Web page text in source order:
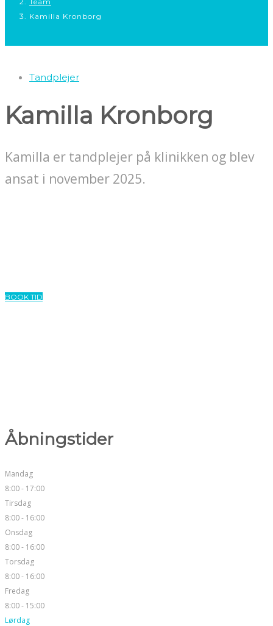
Kamilla Kronborg
Tandplejer
Kamilla Kronborg
Kamilla er tandplejer på klinikken og blev
ansat i november 2025.
BOOK TID
Åbningstider
Mandag
8:00 - 17:00
Tirsdag
8:00 - 16:00
Onsdag
8:00 - 16:00
Torsdag
8:00 - 16:00
Fredag
8:00 - 15:00
Lørdag